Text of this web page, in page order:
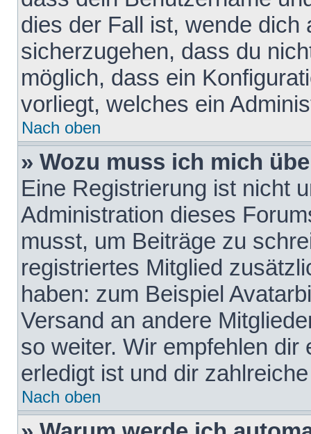
dies der Fall ist, wende dich
sicherzugehen, dass du
möglich, dass ein
vorliegt, welches ein
Nach oben
» Wozu muss ich mich
Eine Registrierung ist nicht
Administration dieses
musst, um Beiträge zu
registriertes Mitglied
haben: zum Beispiel
Versand an andere
so weiter. Wir empfehlen
erledigt ist und dir
Nach oben